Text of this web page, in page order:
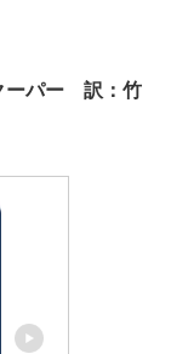
ーパー 訳：竹